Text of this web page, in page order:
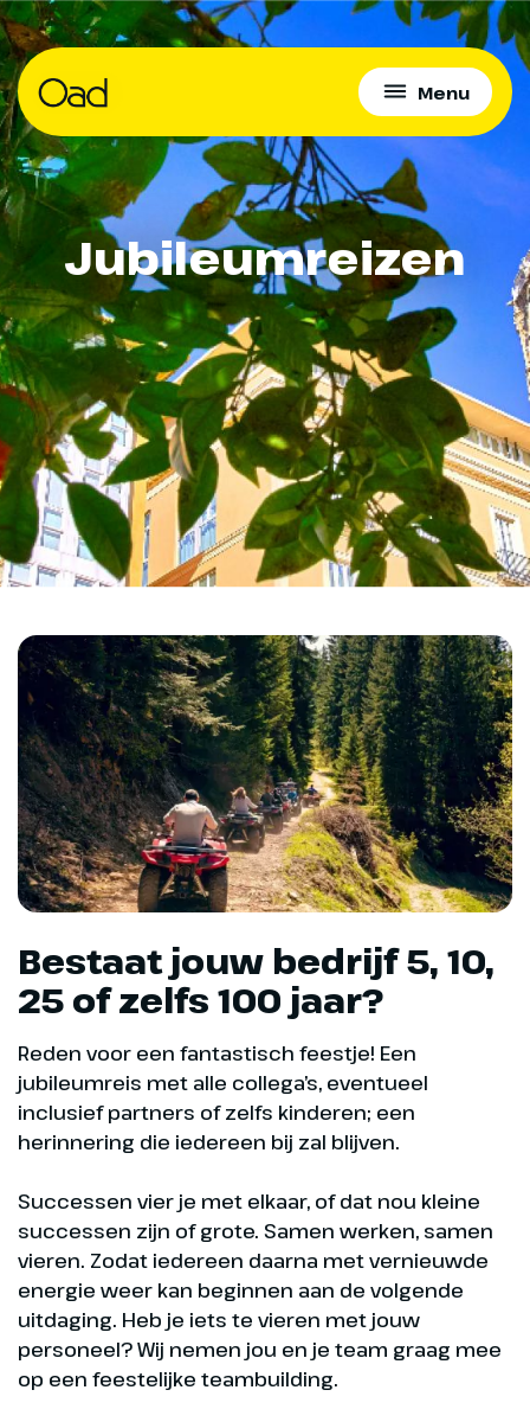
Menu
Jubileumreizen
Bestaat jouw bedrijf 5, 10,
25 of zelfs 100 jaar?
Reden voor een fantastisch feestje! Een
jubileumreis met alle collega’s, eventueel
inclusief partners of zelfs kinderen; een
herinnering die iedereen bij zal blijven.
Successen vier je met elkaar, of dat nou kleine
successen zijn of grote. Samen werken, samen
vieren. Zodat iedereen daarna met vernieuwde
energie weer kan beginnen aan de volgende
uitdaging. Heb je iets te vieren met jouw
personeel? Wij nemen jou en je team graag mee
op een feestelijke teambuilding.